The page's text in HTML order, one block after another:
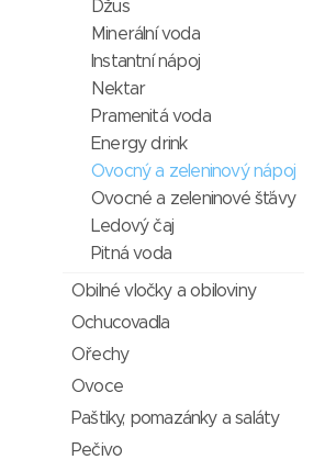
Džus
Minerální voda
Instantní nápoj
Nektar
Pramenitá voda
Energy drink
Ovocný a zeleninový nápoj
Ovocné a zeleninové šťávy
Ledový čaj
Pitná voda
Obilné vločky a obiloviny
Ochucovadla
Ořechy
Ovoce
Paštiky, pomazánky a saláty
Pečivo